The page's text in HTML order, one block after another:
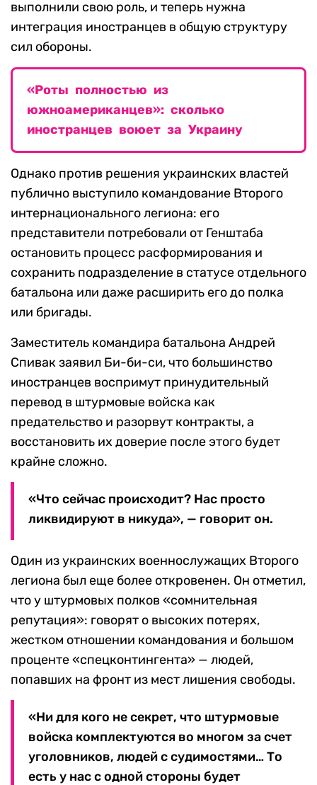
выполнили свою роль, и теперь нужна
интеграция иностранцев в общую структуру
сил обороны.
«Роты полностью из
южноамериканцев»: сколько
иностранцев воюет за Украину
Однако против решения украинских властей
публично выступило командование Второго
интернационального легиона: его
представители потребовали от Генштаба
остановить процесс расформирования и
сохранить подразделение в статусе отдельного
батальона или даже расширить его до полка
или бригады.
Заместитель командира батальона Андрей
Спивак заявил Би-би-си, что большинство
иностранцев воспримут принудительный
перевод в штурмовые войска как
предательство и разорвут контракты, а
восстановить их доверие после этого будет
крайне сложно.
«Что сейчас происходит? Нас просто
ликвидируют в никуда», — говорит он.
Один из украинских военнослужащих Второго
легиона был еще более откровенен. Он отметил,
что у штурмовых полков «сомнительная
репутация»: говорят о высоких потерях,
жестком отношении командования и большом
проценте «спецконтингента» — людей,
попавших на фронт из мест лишения свободы.
«Ни для кого не секрет, что штурмовые
войска комплектуются во многом за счет
уголовников, людей с судимостями… То
есть у нас с одной стороны будет